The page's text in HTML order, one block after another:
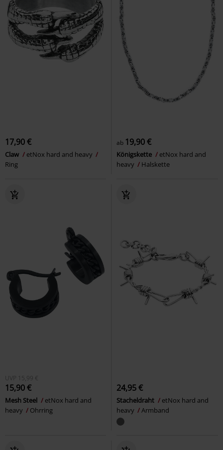
17,90 €
Claw
etNox hard and heavy
Ring
ab 19,90 €
Königskette
etNox hard and
heavy
Halskette
UVP 15,99 €
15,90 €
Mesh Steel
etNox hard and
heavy
Ohrring
24,95 €
Stacheldraht
etNox hard and
heavy
Armband